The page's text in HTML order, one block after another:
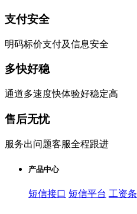
支付安全
明码标价支付及信息安全
多快好稳
通道多速度快体验好稳定高
售后无忧
服务出问题客服全程跟进
产品中心
短信接口 短信平台 工资